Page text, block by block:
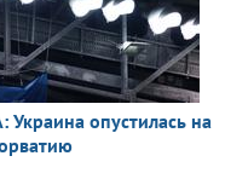
опустилась на